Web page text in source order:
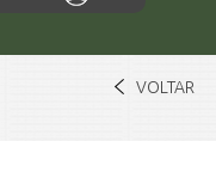
VOLTAR